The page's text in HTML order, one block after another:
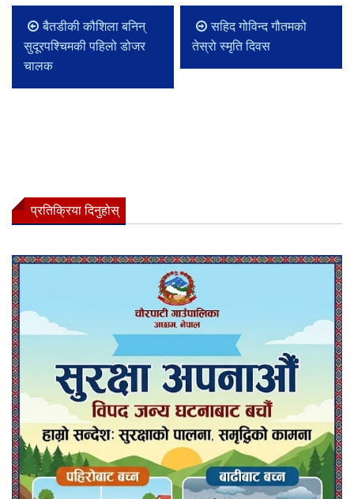
बैतडीकी कौशिला बनिन्
सुदूरपश्चिमकी पहिलो डोजर
चालक
सहिद गोविन्द गौतमको
तेस्रो स्मृति दिवस
प्रतिक्रिया दिनुहोस्